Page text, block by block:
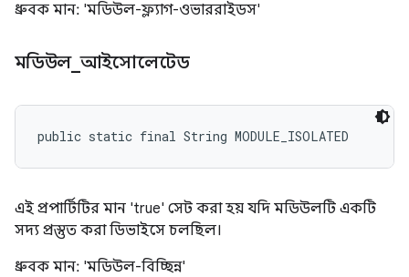
ধ্রুবক মান: 'মডিউল-ফ্ল্যাগ-ওভাররাইডস'
মডিউল_আইসোলেটেড
public static final String MODULE_ISOLATED
এই প্রপার্টিটির মান 'true' সেট করা হয় যদি মডিউলটি একটি
সদ্য প্রস্তুত করা ডিভাইসে চলছিল।
ধ্রুবক মান: 'মডিউল-বিচ্ছিন্ন'